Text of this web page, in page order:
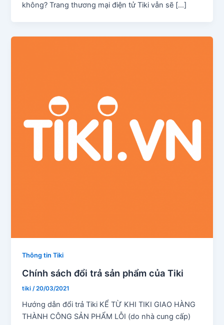
không? Trang thương mại điện tử Tiki vẫn sẽ […]
Thông tin Tiki
Chính sách đổi trả sản phẩm của Tiki
tiki /20/03/2021
Hướng dẫn đổi trả Tiki KỂ TỪ KHI TIKI GIAO HÀNG
THÀNH CÔNG SẢN PHẨM LỖI (do nhà cung cấp)